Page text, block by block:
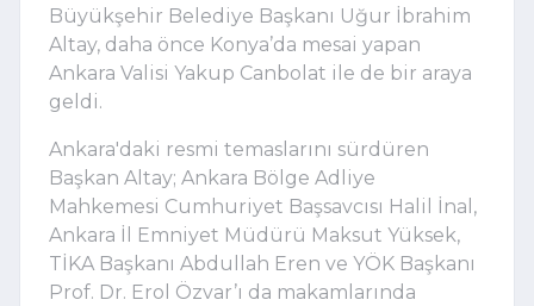
Büyükşehir Belediye Başkanı Uğur İbrahim
Altay, daha önce Konya’da mesai yapan
Ankara Valisi Yakup Canbolat ile de bir araya
geldi.
Ankara'daki resmi temaslarını sürdüren
Başkan Altay; Ankara Bölge Adliye
Mahkemesi Cumhuriyet Başsavcısı Halil İnal,
Ankara İl Emniyet Müdürü Maksut Yüksek,
TİKA Başkanı Abdullah Eren ve YÖK Başkanı
Prof. Dr. Erol Özvar’ı da makamlarında